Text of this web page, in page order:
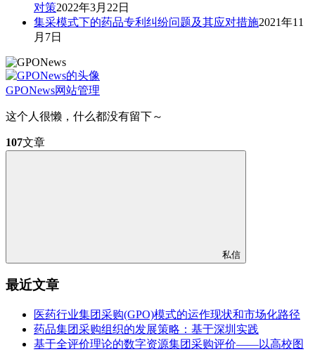
对策2022年3月22日
集采模式下的药品专利纠纷问题及其应对措施2021年11
月7日
GPONews网站管理
这个人很懒，什么都没有留下～
107文章
私信
最近文章
医药行业集团采购(GPO)模式的运作现状和市场化路径
药品集团采购组织的发展策略：基于深圳实践
基于全评价理论的数字资源集团采购评价——以高校图